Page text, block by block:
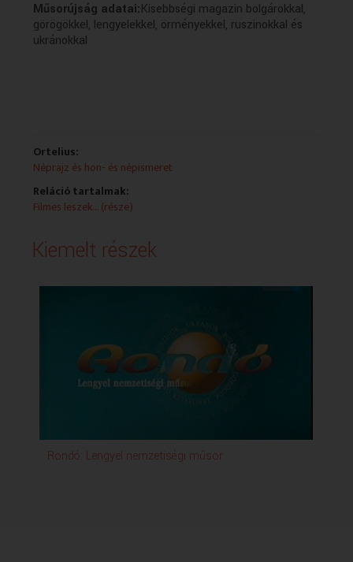
Műsorújság adatai:Kisebbségi magazin bolgárokkal,
görögökkel, lengyelekkel, örményekkel, ruszinokkal és
ukránokkal
Ortelius:
Néprajz és hon- és népismeret
Reláció tartalmak:
Filmes leszek... (része)
Kiemelt részek
Rondó: Lengyel nemzetiségi műsor